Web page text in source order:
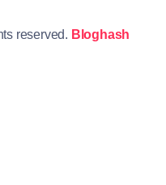
reserved. Bloghash